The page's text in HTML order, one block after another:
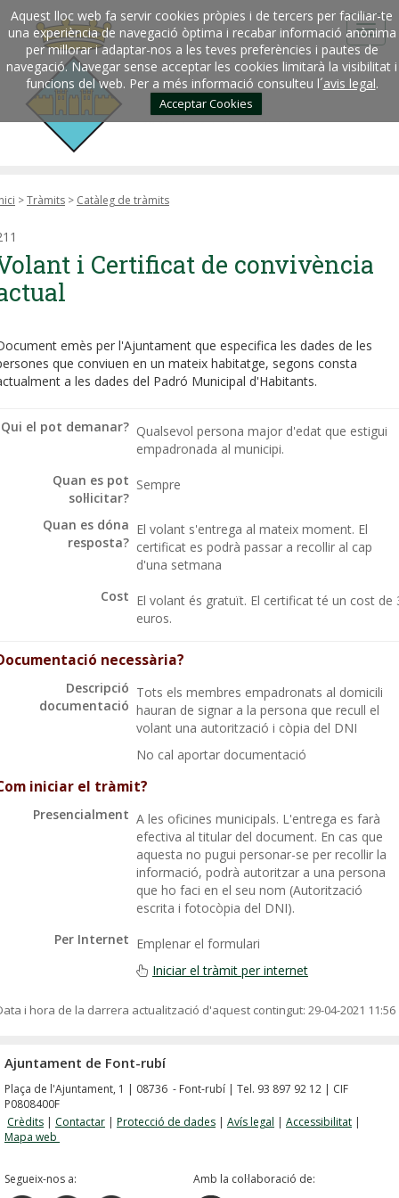
Aquest lloc web fa servir cookies pròpies i de tercers per faciliar-te
una experiència de navegació òptima i recabar informació anònima
per millorar i adaptar-nos a les teves preferències i pautes de
navegació. Navegar sense acceptar les cookies limitarà la visibilitat i
funcions del web. Per a més informació consulteu l´avis legal.
Acceptar Cookies
>Tràmits > Catàleg de tràmits
i Certificat de convivència
emès per l'Ajuntament que especifica les dades de les
que conviuen en un mateix habitatge, segons consta
a les dades del Padró Municipal d'Habitants.
Qui el pot demanar? Qualsevol persona major d'edat que estigui
empadronada al municipi.
Quan es pot
sol·licitar?
Sempre
Quan es dóna
resposta?
El volant s'entrega al mateix moment. El
certificat es podrà passar a recollir al cap
d'una setmana
Cost El volant és gratuït. El certificat té un cost de
euros.
necessària?
Descripció
documentació
Tots els membres empadronats al domicili
hauran de signar a la persona que recull el
volant una autorització i còpia del DNI
No cal aportar documentació
iniciar el tràmit?
Presencialment A les oficines municipals. L'entrega es farà
efectiva al titular del document. En cas que
aquesta no pugui personar-se per recollir la
informació, podrà autoritzar a una persona
que ho faci en el seu nom (Autorització
escrita i fotocòpia del DNI).
Per Internet Emplenar el formulari
Iniciar el tràmit per internet
i hora de la darrera actualització d'aquest contingut: 29-04-2021 11:56
Ajuntament de Font-rubí
Plaça de l'Ajuntament, 1 | 08736 - Font-rubí | Tel. 93 897 92 12 | CIF
P0808400F
Crèdits | Contactar | Protecció de dades | Avís legal | Accessibilitat |
Mapa web
Segueix-nos a: Amb la col·laboració de: